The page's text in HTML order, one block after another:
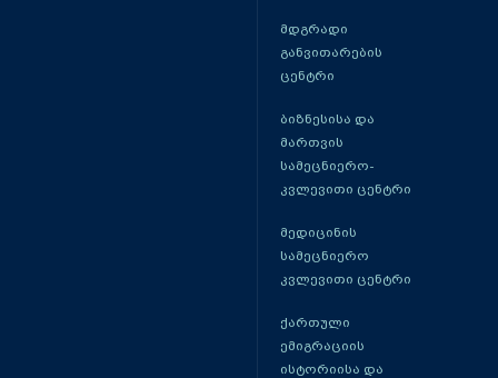
მდგრადი
განვითარების
ცენტრი
ბიზნესისა და
მართვის
სამეცნიერო-
კვლევითი ცენტრი
მედიცინის
სამეცნიერო
კვლევითი ცენტრი
ქართული
ემიგრაციის
ისტორიისა და